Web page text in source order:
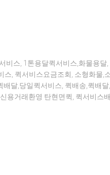
비스, 1톤용달퀵서비스,화물용달
, 퀵서비스요금조회, 소형화물,
달,당일퀵서비스, 퀵배송,퀵배
용거래환영 탄현면퀵, 퀵서비스